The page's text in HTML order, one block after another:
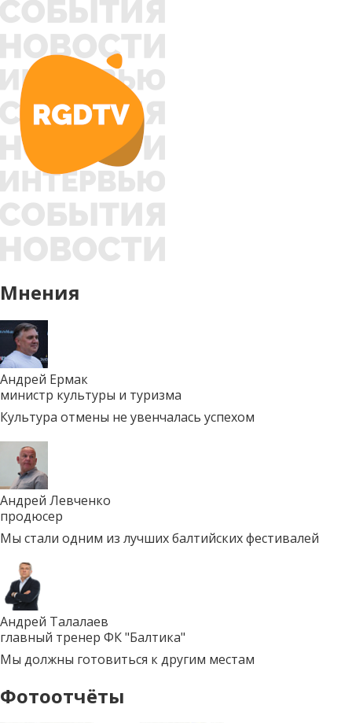
Мнения
Андрей Ермак
министр культуры и туризма
Культура отмены не увенчалась успехом
Андрей Левченко
продюсер
Мы стали одним из лучших балтийских фестивалей
Андрей Талалаев
главный тренер ФК "Балтика"
Мы должны готовиться к другим местам
Фотоотчёты